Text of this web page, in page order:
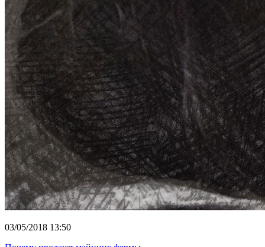
03/05/2018 13:50